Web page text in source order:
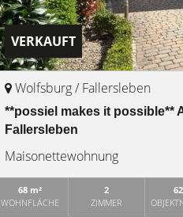
VERKAUFT
Wolfsburg / Fallersleben
**possiel makes it possible**
Fallersleben
Maisonettewohnung
68 m²
WOHNFLÄCHE
2
ZIMMER